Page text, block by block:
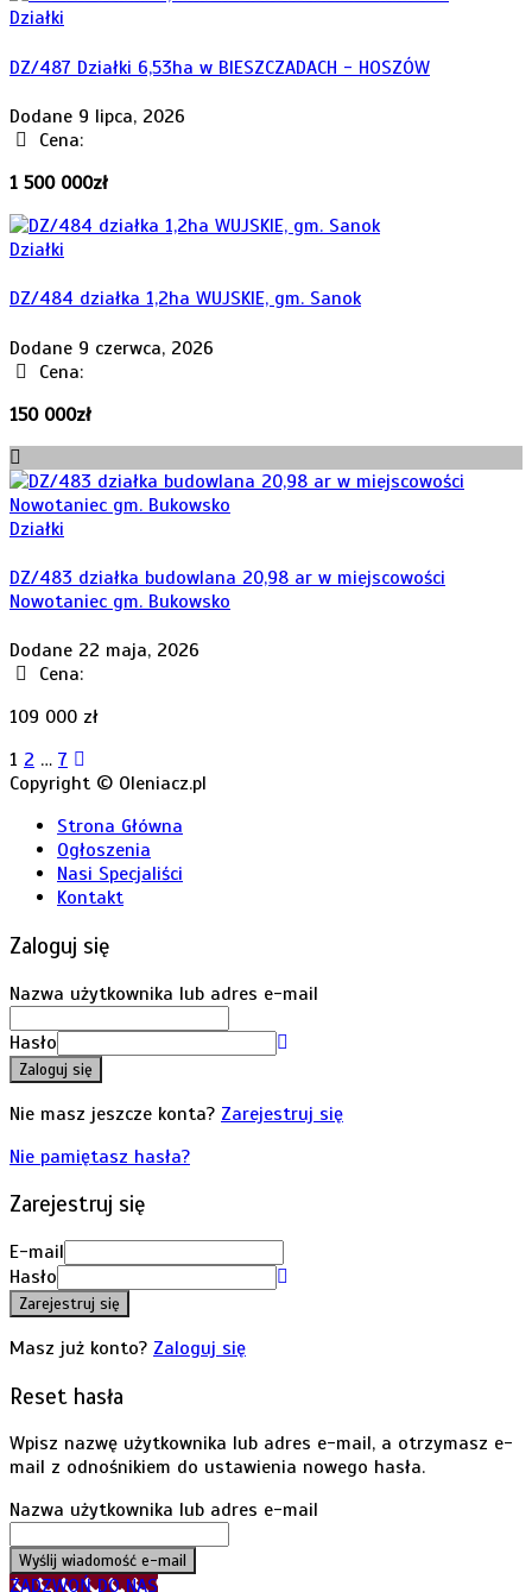
Działki
DZ/487 Działki 6,53ha w BIESZCZADACH - HOSZÓW
Dodane 9 lipca, 2026
Cena:
1 500 000zł
Działki
DZ/484 działka 1,2ha WUJSKIE, gm. Sanok
Dodane 9 czerwca, 2026
Cena:
150 000zł
Działki
DZ/483 działka budowlana 20,98 ar w miejscowości
Nowotaniec gm. Bukowsko
Dodane 22 maja, 2026
Cena:
109 000 zł
Stronicowanie
wpisów
1 2 … 7
Copyright © Oleniacz.pl
Strona Główna
Ogłoszenia
Nasi Specjaliści
Kontakt
Zaloguj się
Nazwa użytkownika lub adres e-mail
Hasło
Zaloguj się
Nie masz jeszcze konta? Zarejestruj się
Nie pamiętasz hasła?
Zarejestruj się
E-mail
Hasło
Zarejestruj się
Masz już konto? Zaloguj się
Reset hasła
Wpisz nazwę użytkownika lub adres e-mail, a otrzymasz e-
mail z odnośnikiem do ustawienia nowego hasła.
Nazwa użytkownika lub adres e-mail
Wyślij wiadomość e-mail
ZADZWOŃ DO NAS